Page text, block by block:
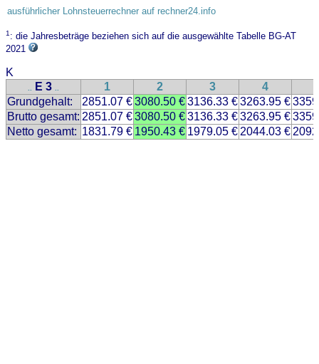
ausführlicher Lohnsteuerrechner auf rechner24.info
1: die Jahresbeträge beziehen sich auf die ausgewählte Tabelle BG-AT
2021
K
.. E 3 .. 1 2 3 4
Grundgehalt:
2851.07 €3080.50 €3136.33 €3263.95 €
Brutto gesamt: 2851.07 €3080.50 €3136.33 €3263.95 €
Netto gesamt: 1831.79 € 1950.43 € 1979.05 € 2044.03 €